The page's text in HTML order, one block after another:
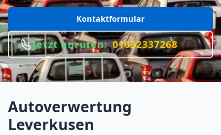
Kontaktformular
Jetzt anrufen: 01632337268
Autoverwertung
Leverkusen